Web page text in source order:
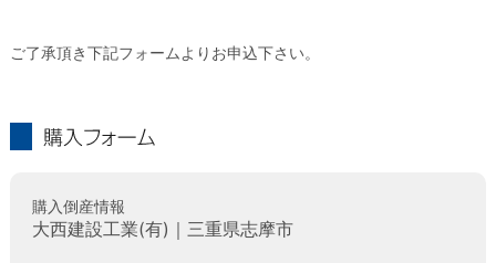
ご了承頂き下記フォームよりお申込下さい。
購入倒産情報
大西建設工業(有)｜三重県志摩市